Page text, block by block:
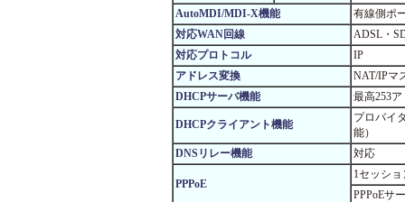
AutoMDI/MDI-X機能
有線側ポ
対応WAN回線
ADSL・
対応プロトコル
IP
アドレス変換
NAT/IPマ
DHCPサーバ機能
最高253
DHCPクライアント機能
プロバイ
能）
DNSリレー機能
対応
PPPoE
1セッシ
PPPoEサ